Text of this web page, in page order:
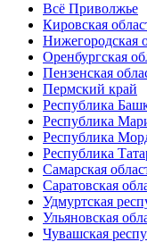
Всё Приволжье
Кировская
Нижегородская
Оренбургская
Пензенская
Пермский край
Республика
Республика
Республика
Республика
Самарская
Саратовская
Удмуртская
Ульяновская
Чувашская